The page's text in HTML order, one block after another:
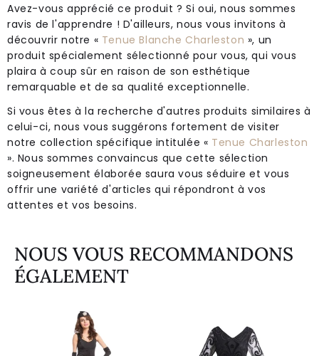
Avez-vous apprécié ce produit ? Si oui, nous sommes
ravis de l'apprendre ! D'ailleurs, nous vous invitons à
découvrir notre « Tenue Blanche Charleston », un
produit spécialement sélectionné pour vous, qui vous
plaira à coup sûr en raison de son esthétique
remarquable et de sa qualité exceptionnelle.
Si vous êtes à la recherche d'autres produits similaires à
celui-ci, nous vous suggérons fortement de visiter
notre collection spécifique intitulée « Tenue Charleston
». Nous sommes convaincus que cette sélection
soigneusement élaborée saura vous séduire et vous
offrir une variété d'articles qui répondront à vos
attentes et vos besoins.
NOUS VOUS RECOMMANDONS
ÉGALEMENT